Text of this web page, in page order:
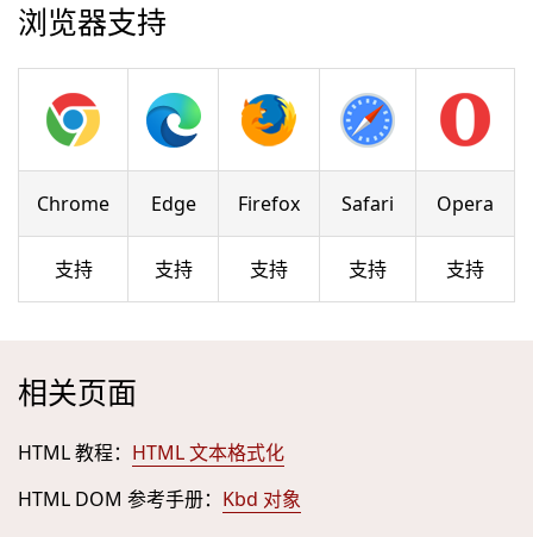
浏览器支持
Chrome Edge Firefox Safari Opera
支持 支持 支持 支持 支持
相关页面
HTML 教程： HTML 文本格式化
HTML DOM 参考手册： Kbd 对象